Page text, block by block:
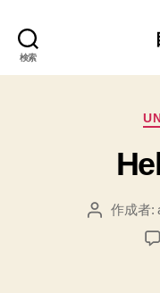
検索
投
作成者: